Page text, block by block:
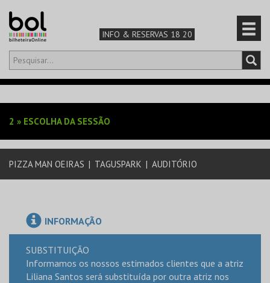
INFO & RESERVAS 18 20
Olá,iniciar sessão
TEATRO & ARTE
MÚSICA & FESTIVAIS
DESPORTO & AVENTURA
2 » ESCOLHA DA SESSÃO
PIZZA MAN OEIRAS | TAGUSPARK | AUDITÓRIO
INFORMAÇÃO
SUBSTITUIÇÃO
Informamos os nossos estimados clientes que a atriz
Liliana Santos será substituída por outra atriz nos